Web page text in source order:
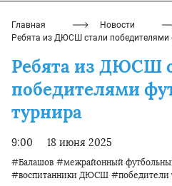
Главная
Новости
Ребята из ДЮСШ стали победителями
Ребята из ДЮСШ
победителями
турнира
9:00 18 июня 2025
#Балашов #межрайонный
#воспитанники ДЮСШ #победители